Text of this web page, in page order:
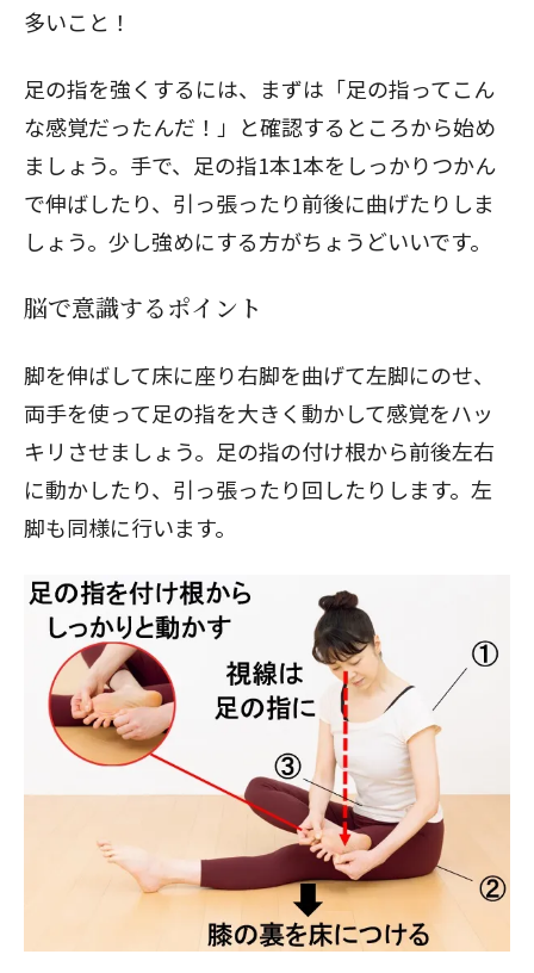
多いこと！
足の指を強くするには、まずは「足の指ってこん
な感覚だったんだ！」と確認するところから始め
ましょう。手で、足の指1本1本をしっかりつかん
で伸ばしたり、引っ張ったり前後に曲げたりしま
しょう。少し強めにする方がちょうどいいです。
脳で意識するポイント
脚を伸ばして床に座り右脚を曲げて左脚にのせ、
両手を使って足の指を大きく動かして感覚をハッ
キリさせましょう。足の指の付け根から前後左右
に動かしたり、引っ張ったり回したりします。左
脚も同様に行います。